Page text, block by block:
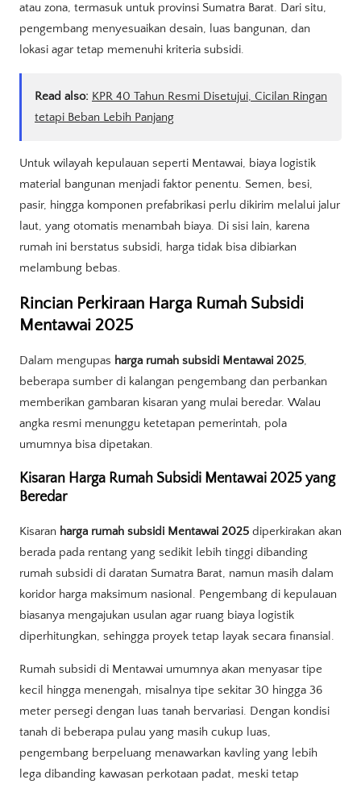
atau zona, termasuk untuk provinsi Sumatra Barat. Dari situ,
pengembang menyesuaikan desain, luas bangunan, dan
lokasi agar tetap memenuhi kriteria subsidi.
Read also: KPR 40 Tahun Resmi Disetujui, Cicilan Ringan
tetapi Beban Lebih Panjang
Untuk wilayah kepulauan seperti Mentawai, biaya logistik
material bangunan menjadi faktor penentu. Semen, besi,
pasir, hingga komponen prefabrikasi perlu dikirim melalui jalur
laut, yang otomatis menambah biaya. Di sisi lain, karena
rumah ini berstatus subsidi, harga tidak bisa dibiarkan
melambung bebas.
Rincian Perkiraan Harga Rumah Subsidi
Mentawai 2025
Dalam mengupas harga rumah subsidi Mentawai 2025,
beberapa sumber di kalangan pengembang dan perbankan
memberikan gambaran kisaran yang mulai beredar. Walau
angka resmi menunggu ketetapan pemerintah, pola
umumnya bisa dipetakan.
Kisaran Harga Rumah Subsidi Mentawai 2025 yang
Beredar
Kisaran harga rumah subsidi Mentawai 2025 diperkirakan akan
berada pada rentang yang sedikit lebih tinggi dibanding
rumah subsidi di daratan Sumatra Barat, namun masih dalam
koridor harga maksimum nasional. Pengembang di kepulauan
biasanya mengajukan usulan agar ruang biaya logistik
diperhitungkan, sehingga proyek tetap layak secara finansial.
Rumah subsidi di Mentawai umumnya akan menyasar tipe
kecil hingga menengah, misalnya tipe sekitar 30 hingga 36
meter persegi dengan luas tanah bervariasi. Dengan kondisi
tanah di beberapa pulau yang masih cukup luas,
pengembang berpeluang menawarkan kavling yang lebih
lega dibanding kawasan perkotaan padat, meski tetap